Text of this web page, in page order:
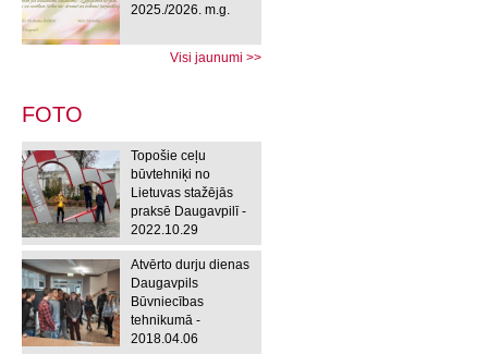
2025./2026. m.g.
Visi jaunumi >>
FOTO
Topošie ceļu
būvtehniķi no
Lietuvas stažējās
praksē Daugavpilī -
2022.10.29
Atvērto durju dienas
Daugavpils
Būvniecības
tehnikumā -
2018.04.06